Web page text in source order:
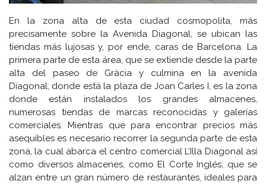
En la zona alta de esta ciudad cosmopolita, más
precisamente sobre la Avenida Diagonal, se ubican las
tiendas más lujosas y, por ende, caras de Barcelona. La
primera parte de esta área, que se extiende desde la parte
alta del paseo de Gràcia y culmina en la avenida
Diagonal, donde está la plaza de Joan Carles I, es la zona
donde están instalados los grandes almacenes,
numerosas tiendas de marcas reconocidas y galerías
comerciales. Mientras que para encontrar precios más
asequibles es necesario recorrer la segunda parte de esta
zona, la cual abarca el centro comercial L’Illa Diagonal así
como diversos almacenes, como El Corte Inglés, que se
alzan entre un gran número de restaurantes, ideales para